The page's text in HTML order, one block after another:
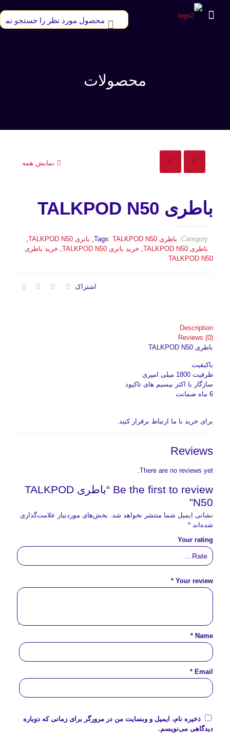
محصولات
نمایش همه
باطری TALKPOD N50
Category: باطری Tags: TALKPOD N50
, باتری TALKPOD N50
,
باطری TALKPOD N50
, خرید باتری TALKPOD N50 , خرید باطری
TALKPOD N50
اشتراک
Description
Reviews (0)
باطری TALKPOD N50
باکیفیت
ظرفیت 1800 میلی امپری
سازگار با اکثر بیسیم های تاکپود
6 ماه ضمانت
برای خرید با ما ارتباط برقرار کنید.
Reviews
There are no reviews yet.
Be the first to review “باطری TALKPOD
N50”
نشانی ایمیل شما منتشر نخواهد شد. بخش‌های موردنیاز علامت‌گذاری
شده‌اند *
Your rating
Your review
*
Name
*
Email
*
ذخیره نام، ایمیل و وبسایت من در مرورگر برای زمانی که دوباره
دیدگاهی می‌نویسم.